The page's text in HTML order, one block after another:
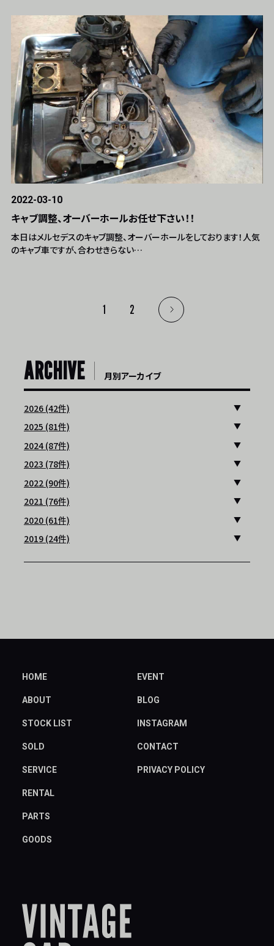
2022-03-10
キャブ調整、オーバーホールお任せ下さい！！
本日はメルセデスのキャブ調整、オーバーホールをしております！人気
のキャブ車ですが、合わせきらない…
1 2
ARCHIVE 月別アーカイブ
2026 (42件)
2025 (81件)
2024 (87件)
2023 (78件)
2022 (90件)
2021 (76件)
2020 (61件)
2019 (24件)
HOME
ABOUT
STOCK LIST
SOLD
SERVICE
RENTAL
PARTS
GOODS
EVENT
BLOG
INSTAGRAM
CONTACT
PRIVACY POLICY